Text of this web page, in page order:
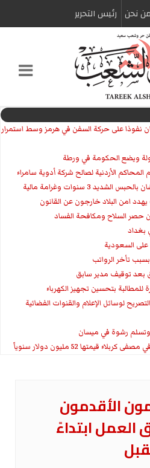
من نحن رئیس التحریر
نفوذا على حركة السفن في هرمز وسط استمرار
ويضع الحكومة في ورطة
الأردنية لصالح شركة أدوية سامراء
3 سنوات وغرامة مالية
امن البلاد خارجون عن القانون
حصر السلاح ومكافحة الفساد
بغداد
السعودية
بتحسين تجهيز الكهرباء
لوسائل الإعلام والقنوات الفضائية
رشوة في ميسان
قيمتها 52 مليون دولار سنوياً
الأقدمون
العمل ابتداءً